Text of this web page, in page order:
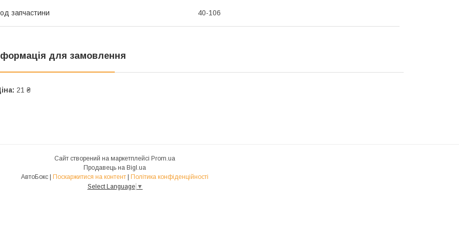
запчастини 40-106
для замовлення
21 ₴
Сайт створений на маркетплейсі Prom.ua
Продавець на Bigl.ua
АвтоБокс | Поскаржитися на контент | Політика конфіденційності
Select Language ▼